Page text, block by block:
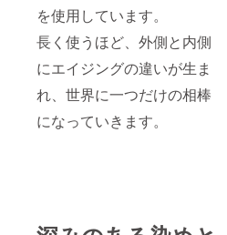
を使用しています。
長く使うほど、外側と内側
にエイジングの違いが生ま
れ、世界に一つだけの相棒
になっていきます。